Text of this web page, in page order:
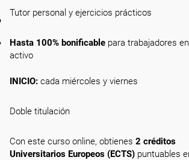
Tutor personal y ejercicios prácticos
Hasta 100% bonificable para trabajadores en
activo
INICIO: cada miércoles y viernes
Doble titulación
Con este curso online, obtienes 2 créditos
Universitarios Europeos (ECTS) puntuables